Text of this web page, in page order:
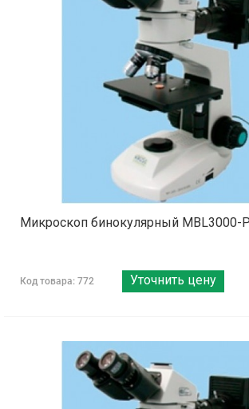
Микроскоп бинокулярный MBL3000-
Код товара: 772 Уточнить цену